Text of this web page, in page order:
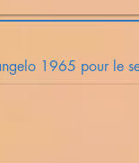
1965 pour le